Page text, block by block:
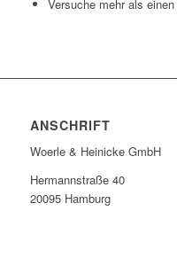
Versuche mehr als
ANSCHRIFT
Woerle & Heinicke GmbH
Hermannstraße 40
20095 Hamburg